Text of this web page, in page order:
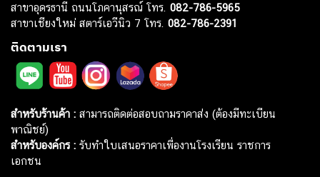
สาขาอุดรธานี ถนนโภคานุสรณ์ โทร. 082-786-5965
สาขาเชียงใหม่ สตาร์เอวีนิว 7 โทร. 082-786-2391
ติดตามเรา
สำหรับร้านค้า : สามารถติดต่อสอบถามราคาส่ง (ต้องมีทะเบียน
พาณิชย์)
สำหรับองค์กร : รับทำใบเสนอราคาเพื่องานโรงเรียน ราชการ
เอกชน